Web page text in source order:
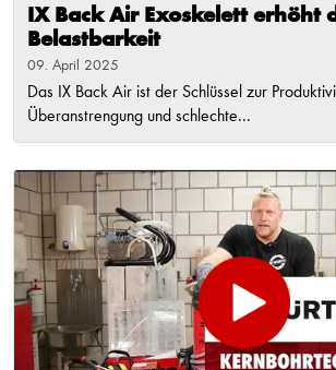
IX Back Air Exoskelett erhöht
Belastbarkeit
09. April 2025
Das IX Back Air ist der Schlüssel zur
Überanstrengung und schlechte...